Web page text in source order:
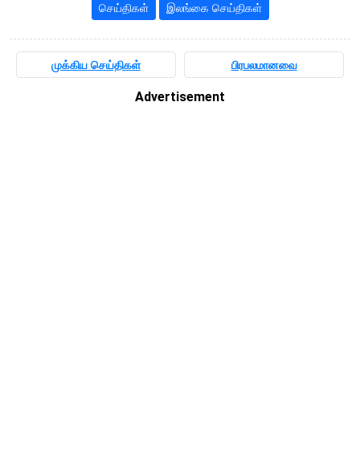
செய்திகள் இலங்கை செய்திகள்
முக்கிய செய்திகள் பிரபலமானவை
Advertisement